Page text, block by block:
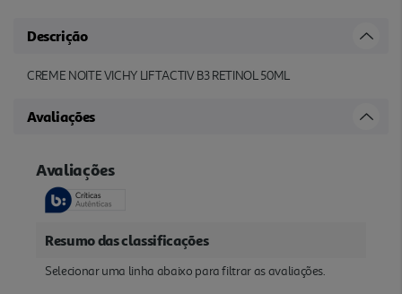
Descrição
CREME NOITE VICHY LIFTACTIV B3 RETINOL 50ML
Avaliações